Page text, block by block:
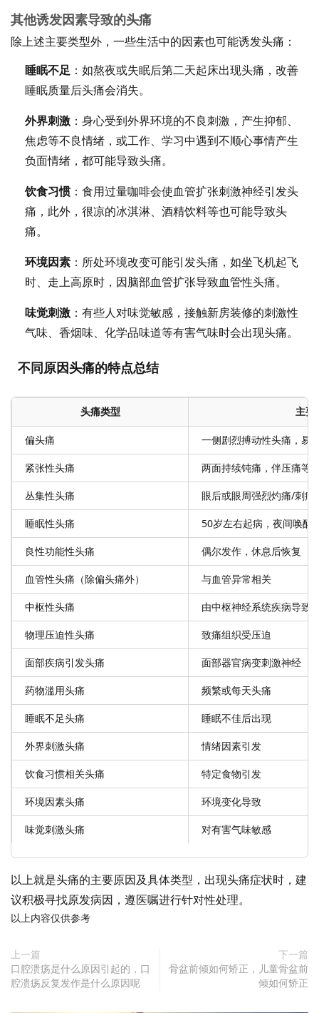
其他诱发因素导致的头痛
除上述主要类型外，一些生活中的因素也可能诱发头痛：
睡眠不足 ：如熬夜或失眠后第二天起床出现头痛，改善
睡眠质量后头痛会消失。
外界刺激 ：身心受到外界环境的不良刺激，产生抑郁、
焦虑等不良情绪，或工作、学习中遇到不顺心事情产生
负面情绪，都可能导致头痛。
饮食习惯 ：食用过量咖啡会使血管扩张刺激神经引发头
痛，此外，很凉的冰淇淋、酒精饮料等也可能导致头
痛。
环境因素 ：所处环境改变可能引发头痛，如坐飞机起飞
时、走上高原时，因脑部血管扩张导致血管性头痛。
味觉刺激 ：有些人对味觉敏感，接触新房装修的刺激性
气味、香烟味、化学品味道等有害气味时会出现头痛。
不同原因头痛的特点总结
头痛类型 主要
偏头痛 一侧剧烈搏动性头痛，易
紧张性头痛 两面持续钝痛，伴压痛等
丛集性头痛 眼后或眼周强烈灼痛/刺痛
睡眠性头痛 50岁左右起病，夜间唤醒
良性功能性头痛 偶尔发作，休息后恢复
血管性头痛（除偏头痛外） 与血管异常相关
中枢性头痛 由中枢神经系统疾病导致
物理压迫性头痛 致痛组织受压迫
面部疾病引发头痛 面部器官病变刺激神经
药物滥用头痛 频繁或每天头痛
睡眠不足头痛 睡眠不佳后出现
外界刺激头痛 情绪因素引发
饮食习惯相关头痛 特定食物引发
环境因素头痛 环境变化导致
味觉刺激头痛 对有害气味敏感
以上就是头痛的主要原因及具体类型，出现头痛症状时，建
议积极寻找原发病因，遵医嘱进行针对性处理。
以上内容仅供参考
上一篇
口腔溃疡是什么原因引起的，口
腔溃疡反复发作是什么原因呢
下一篇
骨盆前倾如何矫正，儿童骨盆前
倾如何矫正